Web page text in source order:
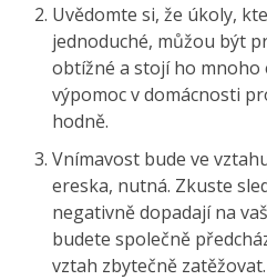
Uvědomte si, že úkoly,
jednoduché, můžou být
obtížné a stojí ho mnoho
výpomoc v domácnosti
hodně.
Vnímavost bude ve
ereska, nutná. Zkuste
negativně dopadají na
budete společně
vztah zbytečně zatěžovat.